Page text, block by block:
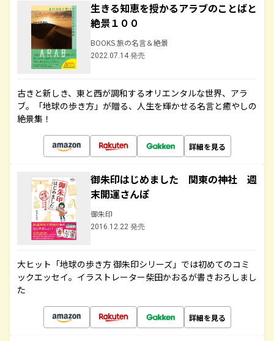
生きる知恵を授かるアラブのことばと
絶景１００
BOOKS 旅の名言＆絶景
2022.07.14 発売
古きと新しき、東と西が調和するオリエンタルな世界、アラ
ブ。「地球の歩き方」が贈る、人生を輝かせる名言と癒やしの
絶景集！
詳細を見る
御朱印はじめました 関東の神社 週
末開運さんぽ
御朱印
2016.12.22 発売
大ヒット「地球の歩き方 御朱印シリーズ」では初めてのコミ
ックエッセイ。イラストレーター柴田かおるが書きおろしまし
た
詳細を見る